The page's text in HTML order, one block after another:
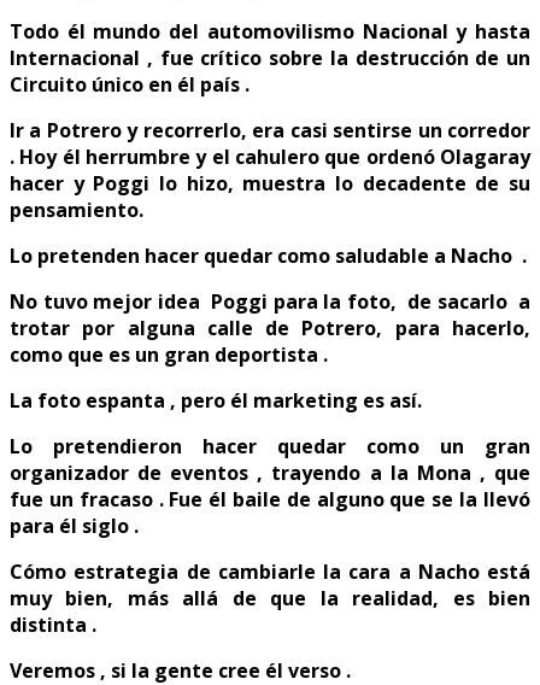
Todo él mundo del automovilismo Nacional y hasta
Internacional , fue crítico sobre la destrucción de un
Circuito único en él país .
Ir a Potrero y recorrerlo, era casi sentirse un corredor
. Hoy él herrumbre y el cahulero que ordenó Olagaray
hacer y Poggi lo hizo, muestra lo decadente de su
pensamiento.
Lo pretenden hacer quedar como saludable a Nacho .
No tuvo mejor idea Poggi para la foto, de sacarlo a
trotar por alguna calle de Potrero, para hacerlo,
como que es un gran deportista .
La foto espanta , pero él marketing es así.
Lo pretendieron hacer quedar como un gran
organizador de eventos , trayendo a la Mona , que
fue un fracaso . Fue él baile de alguno que se la llevó
para él siglo .
Cómo estrategia de cambiarle la cara a Nacho está
muy bien, más allá de que la realidad, es bien
distinta .
Veremos , si la gente cree él verso .